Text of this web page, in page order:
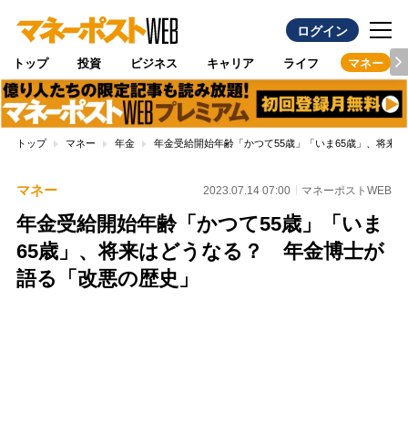
ログイン
トップ 投資 ビジネス キャリア ライフ マネー
トップ マネー 年金 年金受給開始年齢「かつて55歳」「いま65歳」、将来
マネー 2023.07.14 07:00 マネーポストWEB
年金受給開始年齢「かつて55歳」「いま
65歳」、将来はどうなる？ 年金博士が
語る「改悪の歴史」